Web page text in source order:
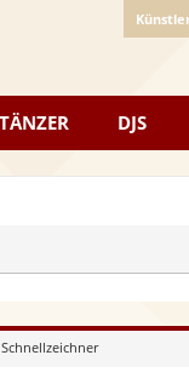
TÄNZER DJS